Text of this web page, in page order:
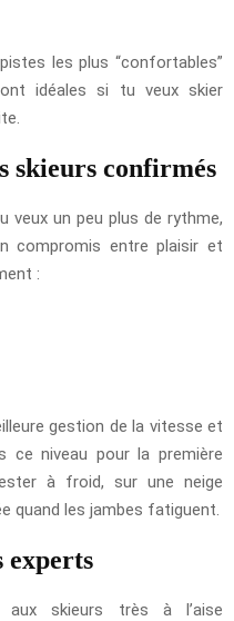
les plus “confortables”
idéales si tu veux skier
skieurs confirmés
veux un peu plus de rythme,
compromis entre plaisir et
:
gestion de la vitesse et
ce niveau pour la première
à froid, sur une neige
quand les jambes fatiguent.
experts
aux skieurs très à l’aise